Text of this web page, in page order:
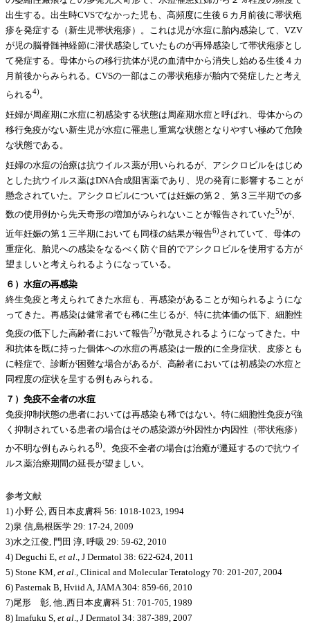
出生する。出生時CVSでなかった児も、高頻度に生後６カ月前後に帯状疱
疹を発症する（新生児帯状疱疹）。これは児が水痘に胎内感染して、VZV
が児の脳脊髄神経節に潜伏感染していたものが再帰感染して帯状疱疹とし
て発症する。母体からの移行抗体が児の血清中から消失し始める生後４カ
月前後からみられる。CVSの一部はこの帯状疱疹が胎内で発症したと考え
られる4)。
妊婦が周産期に水痘に初感染する状態は周産期水痘と呼ばれ、母体からの
移行免疫がない新生児が水痘に罹患し重篤な状態となりやすい極めて危険
な状態である。
妊婦の水痘の治療は抗ウイルス薬が用いられるが、アシクロビルをはじめ
とした抗ウイルス薬はDNA合成阻害薬であり、児の発育に影響することが
懸念されていた。アシクロビルについては妊娠の第２、第３三半期での多
数の使用例から先天奇形の増加がみられないことが報告されていた5)が、
近年妊娠の第１三半期においても同様の結果が報告6)されていて、母体の
重症化、胎児への感染をなるべく防ぐ目的でアシクロビルを使用する方が
望ましいと考えられるようになっている。
６）水痘の再感染
終生免疫と考えられてきた水痘も、再感染があることが知られるようにな
ってきた。再感染は健常者でも稀に生じるが、特に抗体価の低下、細胞性
免疫の低下した高齢者において報告7)が散見されるようになってきた。中
和抗体を既に持った個体への水痘の再感染は一般的に全身症状、皮疹とも
に軽症で、診断が困難な場合があるが、高齢者においては初感染の水痘と
同程度の症状を呈する例もみられる。
７）免疫不全者の水痘
免疫抑制状態の患者においては再感染も稀ではない。特に細胞性免疫が強
く抑制されている患者の場合はその感染源が外因性か内因性（帯状疱疹）
か不明な例もみられる8)。免疫不全者の場合は治癒が遷延するので抗ウイ
ルス薬治療期間の延長が望ましい。
参考文献
1) 小野 公, 西日本皮膚科 56: 1018-1023, 1994
2)泉 信,島根医学 29: 17-24, 2009
3)水之江俊, 門田 淳, 呼吸 29: 59-62, 2010
4) Deguchi E, et al ., J Dermatol 38: 622-624, 2011
5) Stone KM, et al ., Clinical and Molecular Teratology 70: 201-207, 2004
6) Pasternak B, Hviid A, JAMA 304: 859-66, 2010
7)尾形 彰, 他.,西日本皮膚科 51: 701-705, 1989
8) Imafuku S, et al ., J Dermatol 34: 387-389, 2007